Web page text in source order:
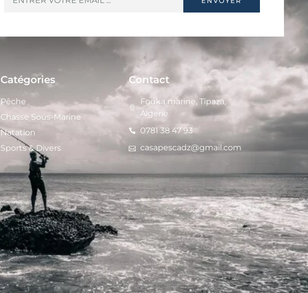
Catégories
Pêche
Chasse Sous-Marine
Natation
Sports & Divers
Contact
Fouka marine, Tipaza,
Algerie
0781 38 47 93
casapescadz@gmail.com